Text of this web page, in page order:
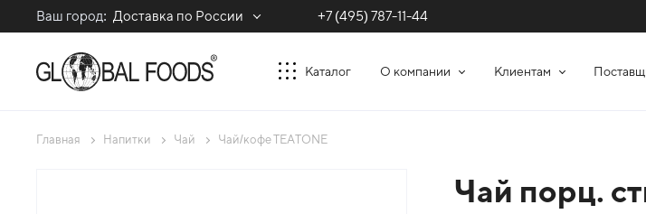
Ваш город: Доставка по России +7 (495) 787-11-44
Каталог О компании Клиентам
Главная Напитки Чай Чай/кофе TEATONE
Чай порц.